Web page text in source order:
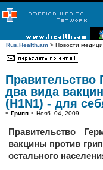
Rus.Health.am > Новости
Правительство
два вида
(H1N1) - для
•Грипп • Нояб. 04, 2009
Правительство
вакцины против
остального